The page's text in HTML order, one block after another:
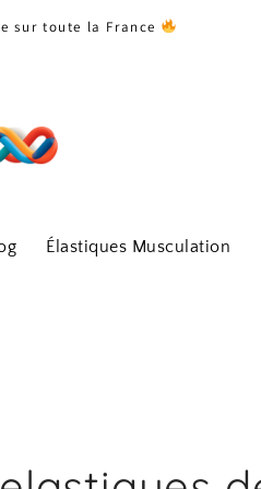
sur toute la France
Élastiques Musculation